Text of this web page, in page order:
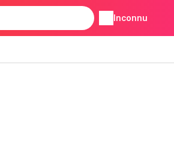
Inconnu